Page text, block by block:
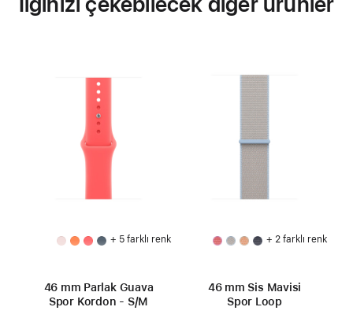
+ 5 farklı renk
46 mm Parlak Guava
Spor Kordon - S/M
+ 2 farklı renk
46 mm Sis Mavisi
Spor Loop